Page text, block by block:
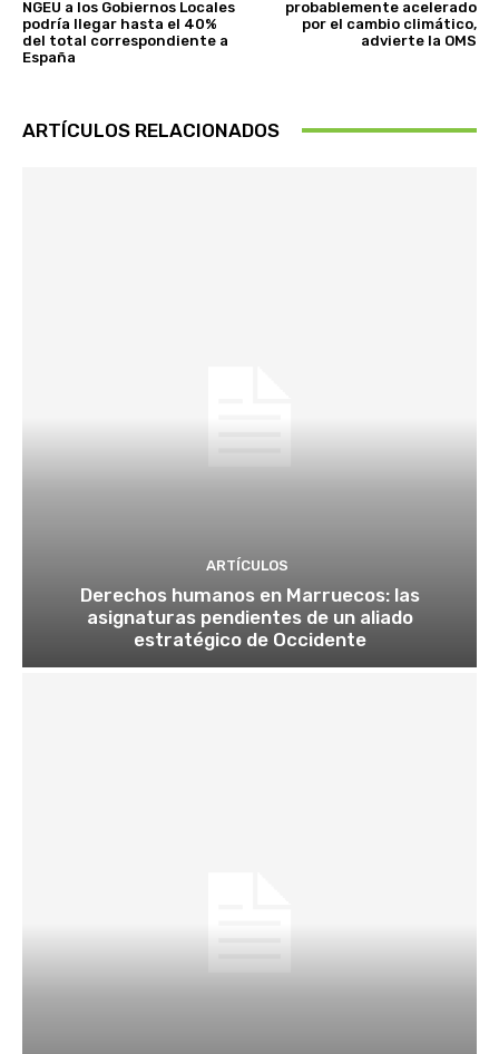
NGEU a los Gobiernos Locales
podría llegar hasta el 40%
del total correspondiente a
España
probablemente acelerado
por el cambio climático,
advierte la OMS
ARTÍCULOS RELACIONADOS
ARTÍCULOS
Derechos humanos en Marruecos: las
asignaturas pendientes de un aliado
estratégico de Occidente